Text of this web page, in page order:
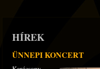
HÍREK
ÜNNEPI KONCERT